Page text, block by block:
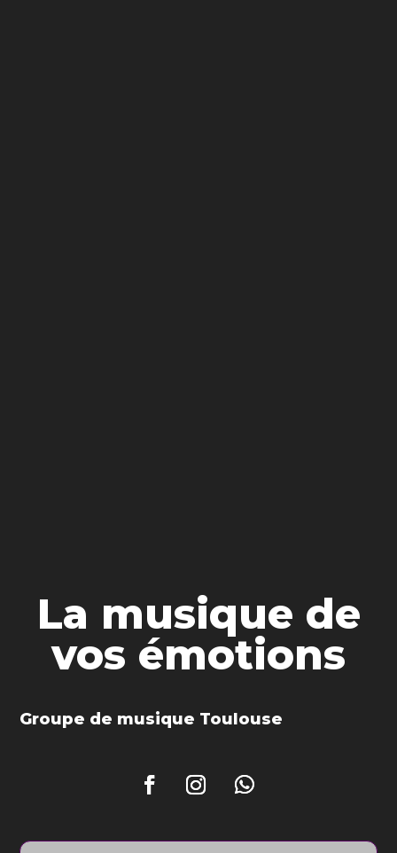
La musique de
vos émotions
Groupe de musique Toulouse